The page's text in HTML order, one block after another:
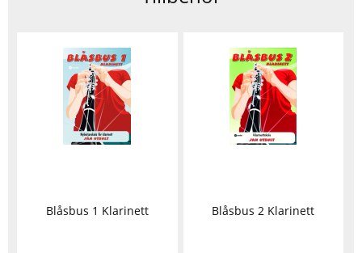
Blåsbus 1 Klarinett Blåsbus 2 Klarinett